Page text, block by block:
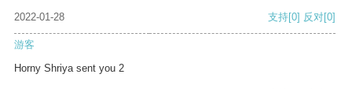
2022-01-28 支持[0] 反对[0]
游客
Horny Shriya sent you 2